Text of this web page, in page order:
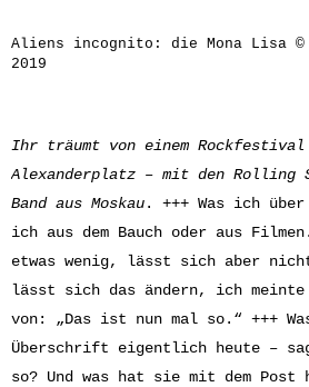
Aliens incognito: die Mona Lisa ©
2019
Ihr träumt von einem Rockfestival
Alexanderplatz – mit den Rolling
Band aus Moskau. +++ Was ich
ich aus dem Bauch oder aus
etwas wenig, lässt sich aber
lässt sich das ändern, ich meinte
von: „Das ist nun mal so.“ +++
Überschrift eigentlich heute –
so? Und was hat sie mit dem Post